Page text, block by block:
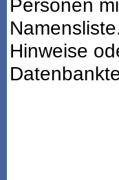
Personen
Hinweise